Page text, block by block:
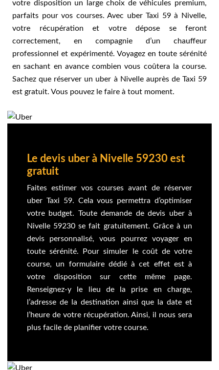
votre disposition un large choix de véhicules premium,
parfaits pour vos courses. Avec uber Taxi 59 à Nivelle,
votre récupération et votre dépose se feront
correctement, en compagnie d’un chauffeur
professionnel et expérimenté. Voyagez en toute sérénité
en sachant en avance combien vous coûtera la course.
Sachez que réserver un uber à Nivelle auprès de Taxi 59
est gratuit. Vous pouvez le faire à tout moment.
Le devis uber à Nivelle 59230 est
gratuit
Faites estimer vos courses avant de réserver
uber Taxi 59. Cela vous permettra d’optimiser
votre budget. Toute demande de devis uber à
Nivelle 59230 se fait gratuitement. Grâce à un
devis personnalisé, vous pourrez voyager en
toute sérénité. Pour simuler le coût de votre
course, un formulaire dédié à cet effet est à
votre disposition sur cette même page.
Renseignez-y le lieu de la prise en charge,
l’adresse de la destination ainsi que la date et
l’heure de votre récupération. Ainsi, il nous sera
plus facile de planifier votre course.